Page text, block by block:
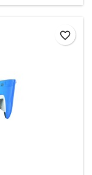
favorite_border